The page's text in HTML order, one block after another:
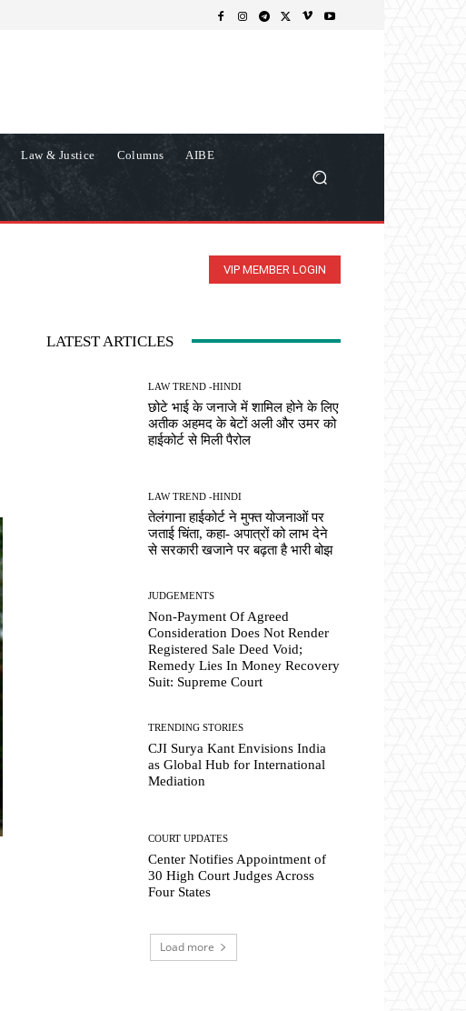
Law & Justice Columns AIBE
VIP MEMBER LOGIN
LATEST ARTICLES
LAW TREND -HINDI
छोटे भाई के जनाजे में शामिल होने के लिए
अतीक अहमद के बेटों अली और उमर को
हाईकोर्ट से मिली पैरोल
LAW TREND -HINDI
तेलंगाना हाईकोर्ट ने मुफ्त योजनाओं पर
जताई चिंता, कहा- अपात्रों को लाभ देने
से सरकारी खजाने पर बढ़ता है भारी बोझ
JUDGEMENTS
Non-Payment Of Agreed
Consideration Does Not Render
Registered Sale Deed Void;
Remedy Lies In Money Recovery
Suit: Supreme Court
TRENDING STORIES
CJI Surya Kant Envisions India
as Global Hub for International
Mediation
COURT UPDATES
Center Notifies Appointment of
30 High Court Judges Across
Four States
Load more